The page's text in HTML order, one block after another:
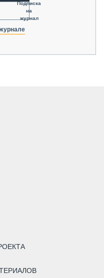
Подписка
на
журнал